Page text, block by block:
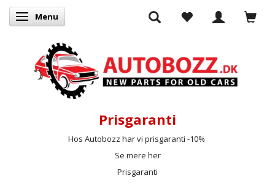
Skifte navigation
Menu
Prisgaranti
Hos Autobozz har vi prisgaranti -10%
Se mere her
Prisgaranti